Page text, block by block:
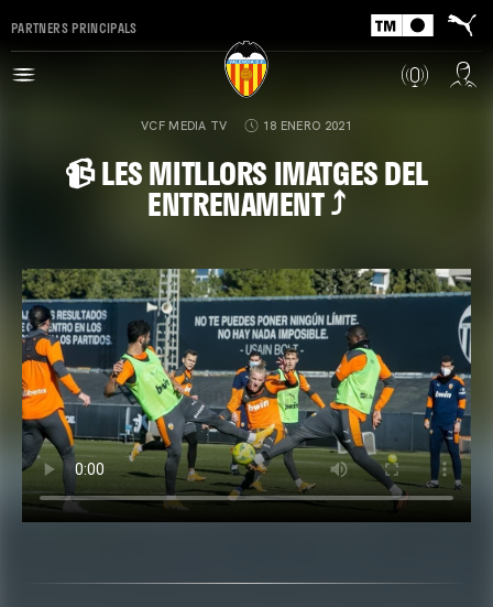
PARTNERS PRINCIPALS
VCF MEDIA TV 18 ENERO 2021
📹 LES MITLLORS IMATGES DEL
ENTRENAMENT ⤴️